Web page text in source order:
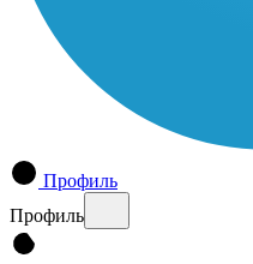
Профиль
Профиль